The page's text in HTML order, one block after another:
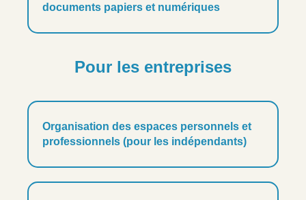
documents papiers et numériques
Pour les entreprises
Organisation des espaces personnels et
professionnels (pour les indépendants)